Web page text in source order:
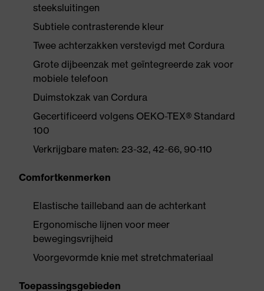
steeksluitingen
Subtiele contrasterende kleur
Twee achterzakken verstevigd met Cordura
Grote dijbeenzak met geïntegreerde zak voor
mobiele telefoon
Duimstokzak van Cordura
Gecertificeerd volgens OEKO-TEX® Standard
100
Verkrijgbare maten: 23-32, 42-66, 90-110
Comfortkenmerken
Elastische tailleband aan de achterkant
Ergonomische lijnen voor meer
bewegingsvrijheid
Voorgevormde knie met stretchmateriaal
Toepassingsgebieden